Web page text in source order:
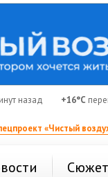
назад +16°C
«Чистый